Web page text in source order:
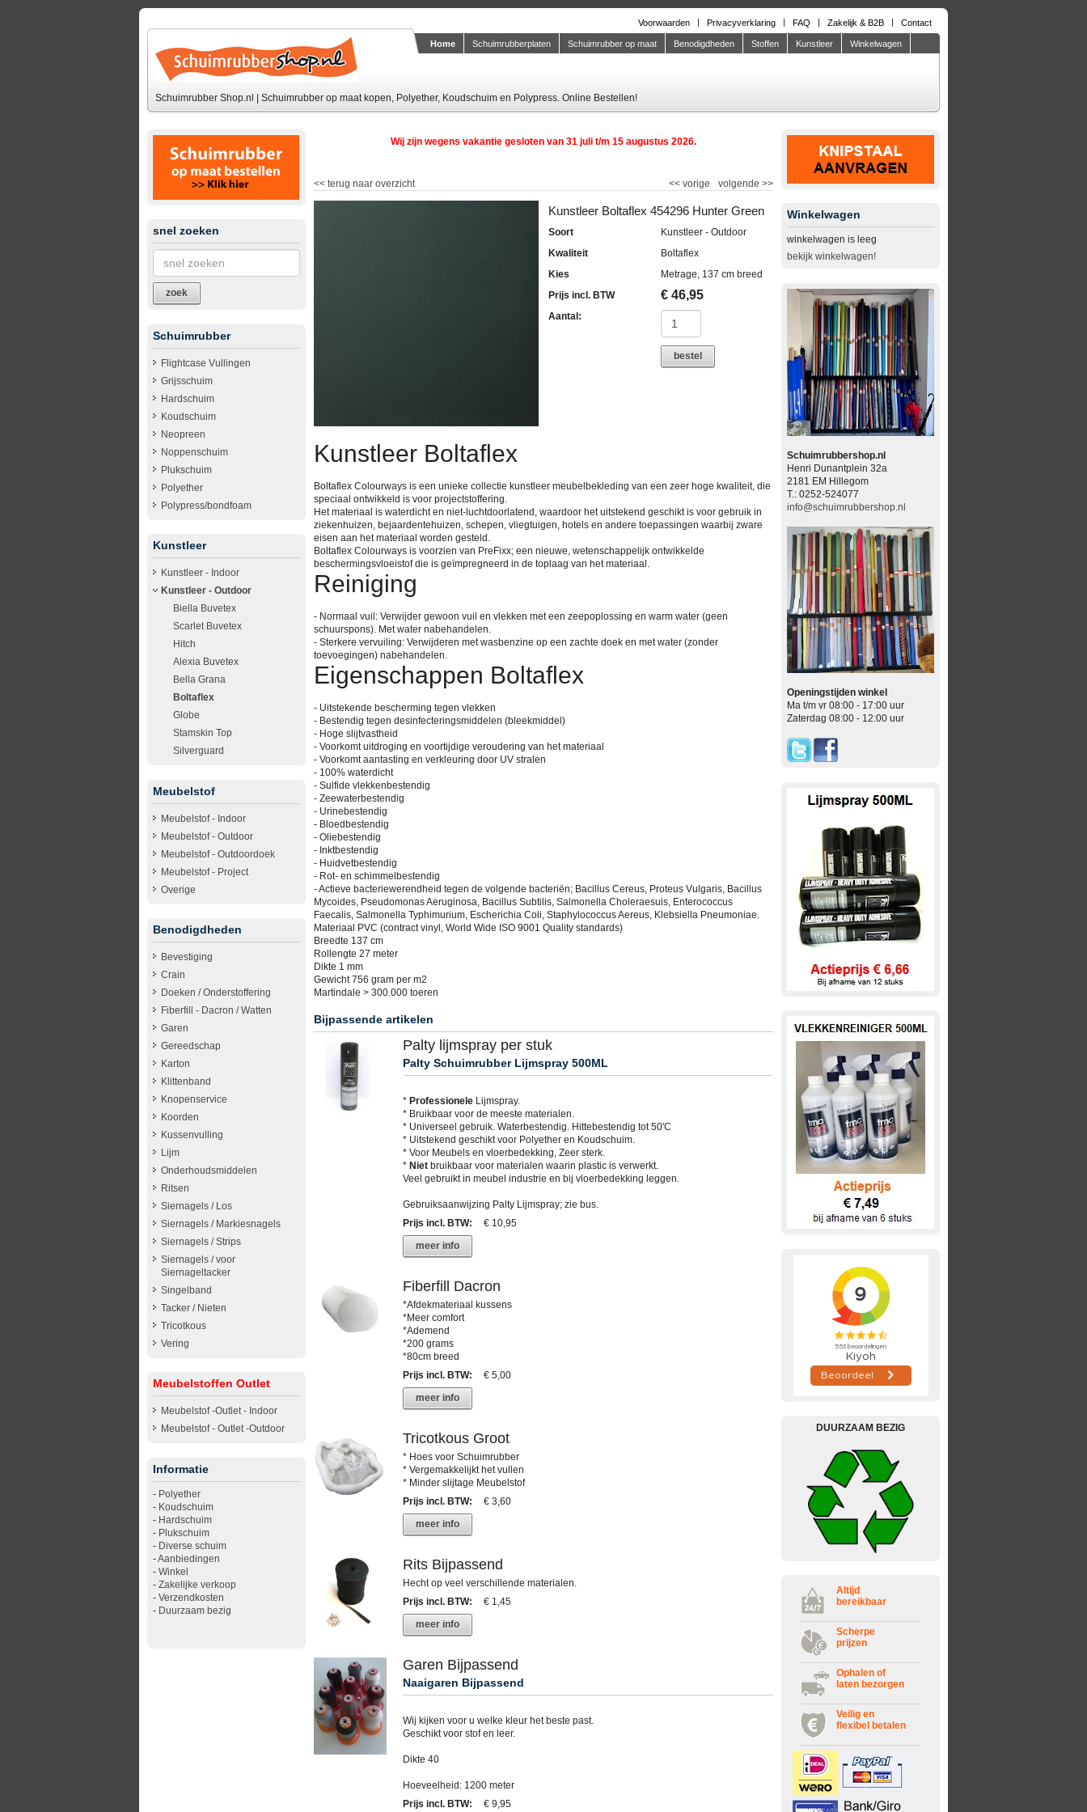
Voorwaarden Privacyverklaring FAQ Zakelijk & B2B Contact
Schuimrubber Shop.nl | Schuimrubber op maat kopen, Polyether, Koudschuim en Polypress. Online Bestellen!
Home Schuimrubberplaten Schuimrubber op maat Benodigdheden Stoffen Kunstleer Winkelwagen
snel zoeken
zoek
Schuimrubber
Flightcase Vullingen
Grijsschuim
Hardschuim
Koudschuim
Neopreen
Noppenschuim
Plukschuim
Polyether
Polypress/bondfoam
Kunstleer
Kunstleer - Indoor
Kunstleer - Outdoor
Biella Buvetex
Scarlet Buvetex
Hitch
Alexia Buvetex
Bella Grana
Boltaflex
Globe
Stamskin Top
Silverguard
Meubelstof
Meubelstof - Indoor
Meubelstof - Outdoor
Meubelstof - Outdoordoek
Meubelstof - Project
Overige
Benodigdheden
Bevestiging
Crain
Doeken / Onderstoffering
Fiberfill - Dacron / Watten
Garen
Gereedschap
Karton
Klittenband
Knopenservice
Koorden
Kussenvulling
Lijm
Onderhoudsmiddelen
Ritsen
Siernagels / Los
Siernagels / Markiesnagels
Siernagels / Strips
Siernagels / voor
Siernageltacker
Singelband
Tacker / Nieten
Tricotkous
Vering
Meubelstoffen Outlet
Meubelstof -Outlet - Indoor
Meubelstof - Outlet -Outdoor
Informatie
- Polyether
- Koudschuim
- Hardschuim
- Plukschuim
- Diverse schuim
-Aanbiedingen
- Winkel
- Zakelijke verkoop
- Verzendkosten
- Duurzaam bezig
Wij zijn wegens vakantie gesloten van 31 juli t/m 15 augustus 2026.
<< terug naar overzicht volgende >>
<<vorige
Kunstleer Boltaflex 454296 Hunter Green
Soort
Kunstleer - Outdoor
Kwaliteit
Boltaflex
Kies
Metrage, 137 cm breed
Prijs incl. BTW
€ 46,95
Aantal:
bestel
Kunstleer Boltaflex
Boltaflex Colourways is een unieke collectie kunstleer meubelbekleding van een zeer hoge kwaliteit, die
speciaal ontwikkeld is voor projectstoffering.
Het materiaal is waterdicht en niet-luchtdoorlatend, waardoor het uitstekend geschikt is voor gebruik in
ziekenhuizen, bejaardentehuizen, schepen, vliegtuigen, hotels en andere toepassingen waarbij zware
eisen aan het materiaal worden gesteld.
Boltaflex Colourways is voorzien van PreFixx; een nieuwe, wetenschappelijk ontwikkelde
beschermingsvloeistof die is geïmpregneerd in de toplaag van het materiaal.
Reiniging
- Normaal vuil: Verwijder gewoon vuil en vlekken met een zeepoplossing en warm water (geen
schuurspons). Met water nabehandelen.
- Sterkere vervuiling: Verwijderen met wasbenzine op een zachte doek en met water (zonder
toevoegingen) nabehandelen.
Eigenschappen Boltaflex
- Uitstekende bescherming tegen vlekken
- Bestendig tegen desinfecteringsmiddelen (bleekmiddel)
- Hoge slijtvastheid
- Voorkomt uitdroging en voortijdige veroudering van het materiaal
- Voorkomt aantasting en verkleuring door UV stralen
- 100% waterdicht
- Sulfide vlekkenbestendig
- Zeewaterbestendig
- Urinebestendig
- Bloedbestendig
- Oliebestendig
- Inktbestendig
- Huidvetbestendig
- Rot- en schimmelbestendig
- Actieve bacteriewerendheid tegen de volgende bacteriën; Bacillus Cereus, Proteus Vulgaris, Bacillus
Mycoides, Pseudomonas Aeruginosa, Bacillus Subtilis, Salmonella Choleraesuis, Enterococcus
Faecalis, Salmonella Typhimurium, Escherichia Coli, Staphylococcus Aereus, Klebsiella Pneumoniae.
Materiaal PVC (contract vinyl, World Wide ISO 9001 Quality standards)
Breedte 137 cm
Rollengte 27 meter
Dikte 1 mm
Gewicht 756 gram per m2
Martindale > 300.000 toeren
Bijpassende artikelen
Palty lijmspray per stuk
Palty Schuimrubber Lijmspray 500ML
* ProfessioneleLijmspray.
* Bruikbaar voor de meeste materialen.
* Universeel gebruik. Waterbestendig. Hittebestendig tot 50'C
* Uitstekend geschikt voor Polyether en Koudschuim.
* Voor Meubels en vloerbedekking, Zeer sterk.
* Nietbruikbaar voor materialen waarin plastic is verwerkt.
Veel gebruikt in meubel industrie en bij vloerbedekking leggen.
Gebruiksaanwijzing Palty Lijmspray; zie bus.
Prijs incl. BTW:
€ 10,95
meer info
Fiberfill Dacron
*Afdekmateriaal kussens
*Meer comfort
*Ademend
*200 grams
*80cm breed
Prijs incl. BTW:
€ 5,00
meer info
Tricotkous Groot
* Hoes voor Schuimrubber
* Vergemakkelijkt het vullen
* Minder slijtage Meubelstof
Prijs incl. BTW:
€ 3,60
meer info
Rits Bijpassend
Hecht op veel verschillende materialen.
Prijs incl. BTW:
€ 1,45
meer info
Garen Bijpassend
Naaigaren Bijpassend
Wij kijken voor u welke kleur het beste past.
Geschikt voor stof en leer.
Dikte 40
Hoeveelheid: 1200 meter
Prijs incl. BTW: € 9,95
Winkelwagen
winkelwagen is leeg
bekijk winkelwagen!
Schuimrubbershop.nl
Henri Dunantplein 32a
2181 EM Hillegom
T.: 0252-524077
info@schuimrubbershop.nl
Openingstijden winkel
Ma t/m vr 08:00 - 17:00 uur
Zaterdag 08:00 - 12:00 uur
DUURZAAM BEZIG
Altijd
bereikbaar
Scherpe
prijzen
Ophalen of
laten bezorgen
Veilig en
flexibel betalen